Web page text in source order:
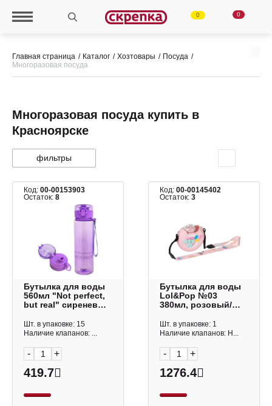
0 0
Главная страница Каталог Хозтовары
Посуда
Многоразовая посуда
Многоразовая посуда купить в
Красноярске
фильтры
Код: 00-00153903
Остаток: 8
Бутылка для воды
560мл "Not perfect,
but real" сиреневый
Шт. в упаковке: 15
Наличие клапанов: ...
- +
419.7
Код:00-00145402
Остаток:3
Бутылка для воды
Lol&Pop №03
380мл, розовый/
Шт. в упаковке: 1
Наличие клапанов: Н...
- +
1276.4